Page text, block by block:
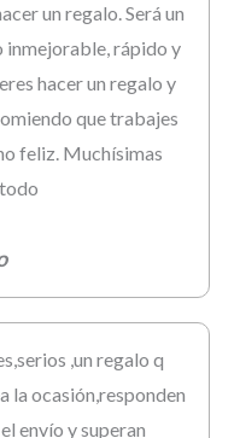
un regalo. Será un
inmejorable, rápido y
hacer un regalo y
que trabajes
feliz. Muchísimas
,un regalo q
la ocasión,responden
envío y superan